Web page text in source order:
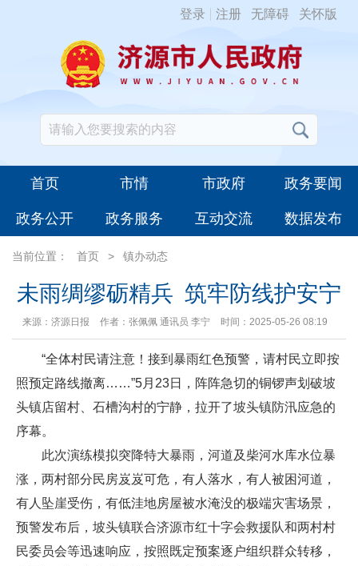
登录 注册 无障碍 关怀版
首页 市情 市政府 政务要闻
政务公开 政务服务 互动交流 数据发布
当前位置： 首页 > 镇办动态
未雨绸缪砺精兵 筑牢防线护安宁
来源：济源日报 作者：张佩佩 通讯员 李宁 时间：2025-05-26 08:19
“全体村民请注意！接到暴雨红色预警，请村民立即按
照预定路线撤离……”5月23日，阵阵急切的铜锣声划破坡
头镇店留村、石槽沟村的宁静，拉开了坡头镇防汛应急的
序幕。
此次演练模拟突降特大暴雨，河道及柴河水库水位暴
涨，两村部分民房岌岌可危，有人落水，有人被困河道，
有人坠崖受伤，有低洼地房屋被水淹没的极端灾害场景，
预警发布后，坡头镇联合济源市红十字会救援队和两村村
民委员会等迅速响应，按照既定预案逐户组织群众转移，